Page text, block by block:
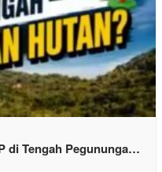
di Tengah Pegununga…